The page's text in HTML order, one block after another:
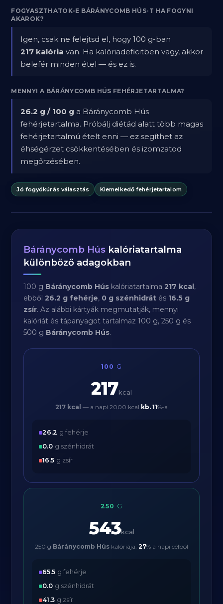
FOGYASZTHATOK-E BÁRÁNYCOMB HÚS-T HA FOGYNI
AKAROK?
Igen, csak ne felejtsd el, hogy 100 g-ban
217 kalória van. Ha kalóriadeficitben vagy, akkor
belefér minden étel — és ez is.
MENNYI A BÁRÁNYCOMB HÚS FEHÉRJETARTALMA?
26.2 g / 100 g a Báránycomb Hús
fehérjetartalma. Próbálj diétád alatt több magas
fehérjetartalmú ételt enni — ez segíthet az
éhségérzet csökkentésében és izomzatod
megőrzésében.
Jó fogyókúrás választás Kiemelkedő fehérjetartalom
Báránycomb Hús kalóriatartalma
különböző adagokban
100 g Báránycomb Hús kalóriatartalma217 kcal,
ebből26.2 g fehérje, 0 g szénhidrát és 16.5 g
zsír. Az alábbi kártyák megmutatják, mennyi
kalóriát és tápanyagot tartalmaz 100 g, 250 g és
500 g Báránycomb Hús.
100 G
217kcal
217 kcal — a napi 2000 kcal kb. 11%-a
26.2 g fehérje
0.0 g szénhidrát
16.5 g zsír
250 G
543kcal
250 g Báránycomb Hús kalóriája: 27% a napi célból
65.5 g fehérje
0.0 g szénhidrát
41.3 g zsír